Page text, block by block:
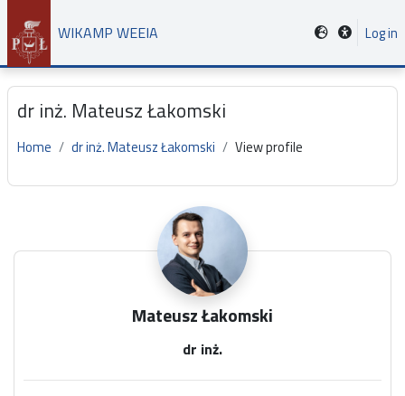
Skip to main content
WIKAMP WEEIA Log in
dr inż. Mateusz Łakomski
Home dr inż. Mateusz Łakomski View profile
Main content blocks
Mateusz Łakomski
dr inż.